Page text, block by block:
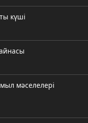
күші
мәселелері